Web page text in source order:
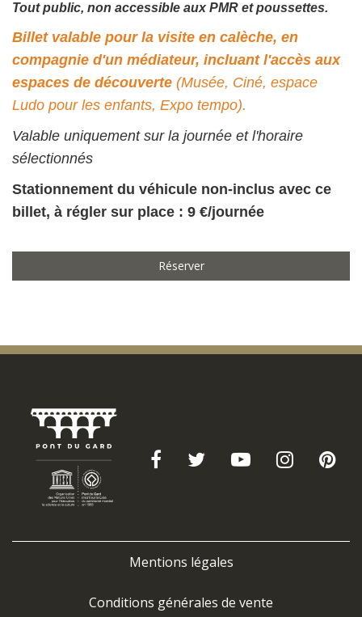
Tout public, non accessible aux PMR et poussettes.
Billet valable pour la visite en calèche, en
compagnie d'un médiateur, incluant l'accès aux
espaces de découverte (Musée, Ciné, espace
Ludo pour les enfants, Expo tempo).
Valable uniquement sur la journée et l'horaire
sélectionnés
Stationnement du véhicule non-inclus avec ce
billet, à régler sur place : 9 €/journée
Réserver
Mentions légales
Conditions générales de vente